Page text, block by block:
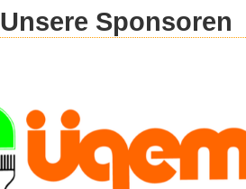
Unsere Sponsoren